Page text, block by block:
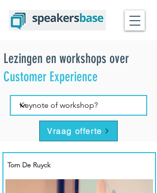
Lezingen en workshops over
Customer Experience
Vraag offerte
Tom De Ruyck